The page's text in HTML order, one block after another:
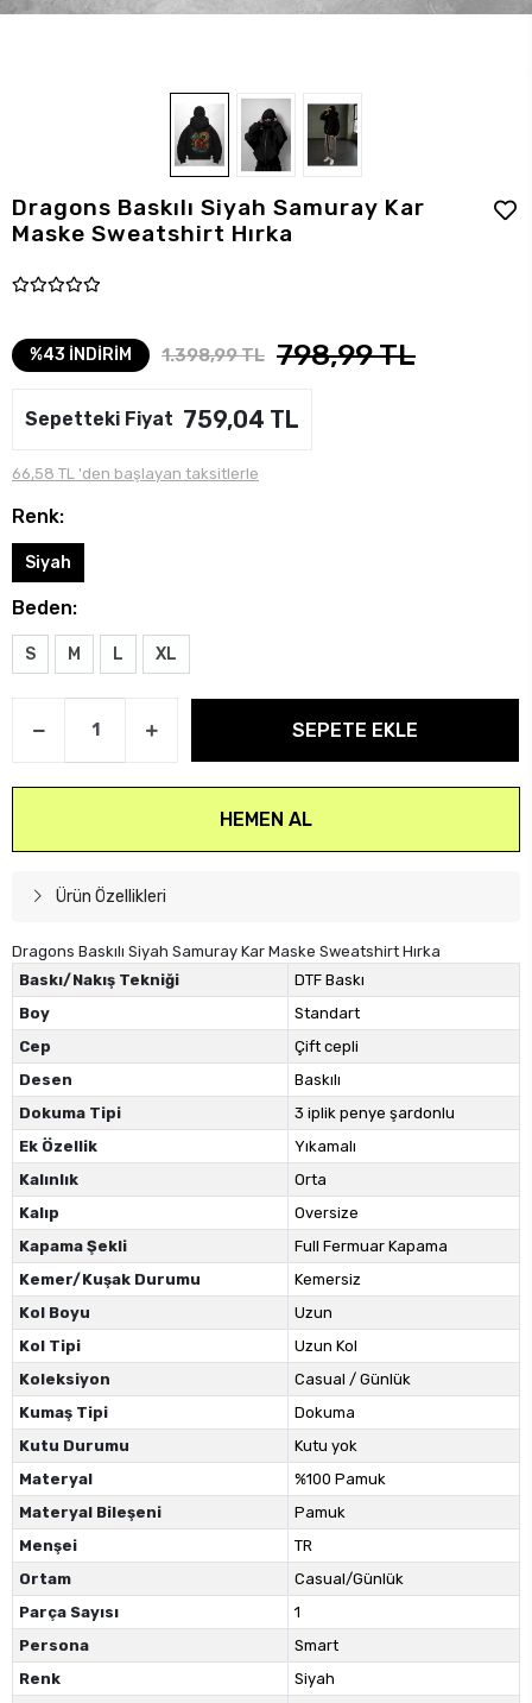
Dragons Baskılı Siyah Samuray Kar
Maske Sweatshirt Hırka
%43 İNDİRİM 1.398,99 TL 798,99 TL
Sepetteki Fiyat 759,04 TL
66,58 TL 'den başlayan taksitlerle
Renk:
Siyah
Beden:
S M L XL
SEPETE EKLE
HEMEN AL
Ürün Özellikleri
Dragons Baskılı Siyah Samuray Kar Maske Sweatshirt Hırka
Baskı/Nakış Tekniği
DTF Baskı
Boy
Standart
Cep
Çift cepli
Desen
Baskılı
Dokuma Tipi
3 iplik penye şardonlu
Ek Özellik
Yıkamalı
Kalınlık
Orta
Kalıp
Oversize
Kapama Şekli
Full Fermuar Kapama
Kemer/Kuşak Durumu
Kemersiz
Kol Boyu
Uzun
Kol Tipi
Uzun Kol
Koleksiyon
Casual / Günlük
Kumaş Tipi
Dokuma
Kutu Durumu
Kutu yok
Materyal
%100 Pamuk
Materyal Bileşeni
Pamuk
Menşei
TR
Ortam
Casual/Günlük
Parça Sayısı
1
Persona
Smart
Renk
Siyah